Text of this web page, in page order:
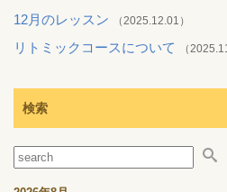
12月のレッスン （2025.12.01）
リトミックコースについて （
検索